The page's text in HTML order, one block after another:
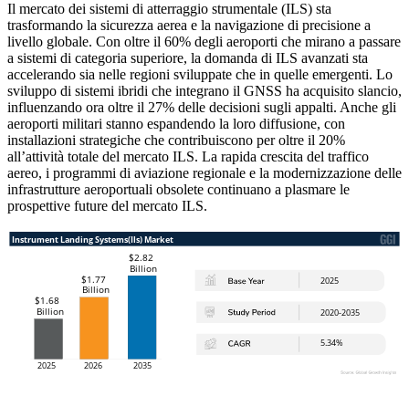
Il mercato dei sistemi di atterraggio strumentale (ILS) sta
trasformando la sicurezza aerea e la navigazione di precisione a
livello globale. Con oltre il 60% degli aeroporti che mirano a passare
a sistemi di categoria superiore, la domanda di ILS avanzati sta
accelerando sia nelle regioni sviluppate che in quelle emergenti. Lo
sviluppo di sistemi ibridi che integrano il GNSS ha acquisito slancio,
influenzando ora oltre il 27% delle decisioni sugli appalti. Anche gli
aeroporti militari stanno espandendo la loro diffusione, con
installazioni strategiche che contribuiscono per oltre il 20%
all’attività totale del mercato ILS. La rapida crescita del traffico
aereo, i programmi di aviazione regionale e la modernizzazione delle
infrastrutture aeroportuali obsolete continuano a plasmare le
prospettive future del mercato ILS.